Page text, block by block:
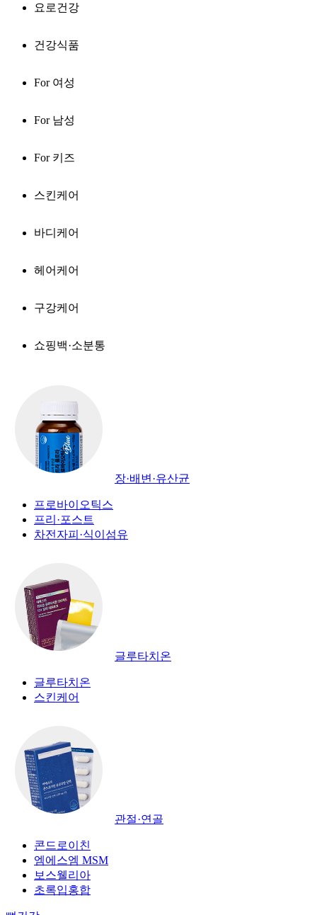
요로건강
건강식품
For 여성
For 남성
For 키즈
스킨케어
바디케어
헤어케어
구강케어
쇼핑백·소분통
장·배변·유산균
프로바이오틱스
프리·포스트
차전자피·식이섬유
글루타치온
글루타치온
스킨케어
관절·연골
콘드로이친
엠에스엠 MSM
보스웰리아
초록입홍합